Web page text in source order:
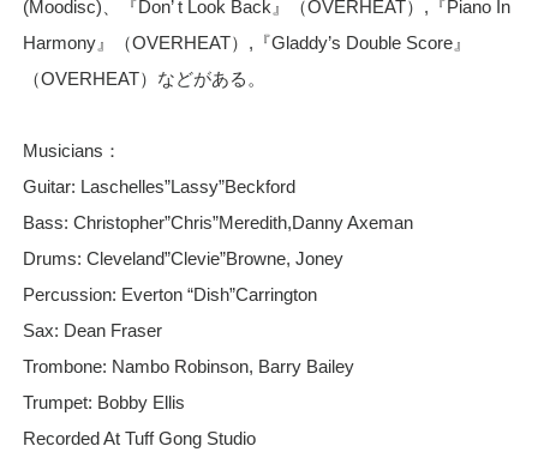
(Moodisc)、『Don’ t Look Back』（OVERHEAT）,『Piano In
Harmony』（OVERHEAT）,『Gladdy’s Double Score』
（OVERHEAT）などがある。
Musicians ：
Guitar: Laschelles”Lassy”Beckford
Bass: Christopher”Chris”Meredith,Danny Axeman
Drums: Cleveland”Clevie”Browne, Joney
Percussion: Everton “Dish”Carrington
Sax: Dean Fraser
Trombone: Nambo Robinson, Barry Bailey
Trumpet: Bobby Ellis
Recorded At Tuff Gong Studio